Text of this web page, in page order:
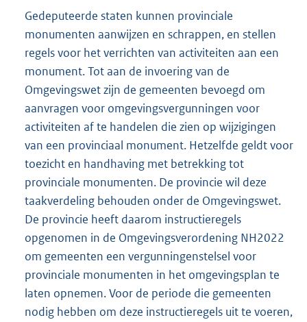
Gedeputeerde staten kunnen provinciale
monumenten aanwijzen en schrappen, en stellen
regels voor het verrichten van activiteiten aan een
monument. Tot aan de invoering van de
Omgevingswet zijn de gemeenten bevoegd om
aanvragen voor omgevingsvergunningen voor
activiteiten af te handelen die zien op wijzigingen
van een provinciaal monument. Hetzelfde geldt voor
toezicht en handhaving met betrekking tot
provinciale monumenten. De provincie wil deze
taakverdeling behouden onder de Omgevingswet.
De provincie heeft daarom instructieregels
opgenomen in de Omgevingsverordening NH2022
om gemeenten een vergunningenstelsel voor
provinciale monumenten in het omgevingsplan te
laten opnemen. Voor de periode die gemeenten
nodig hebben om deze instructieregels uit te voeren,